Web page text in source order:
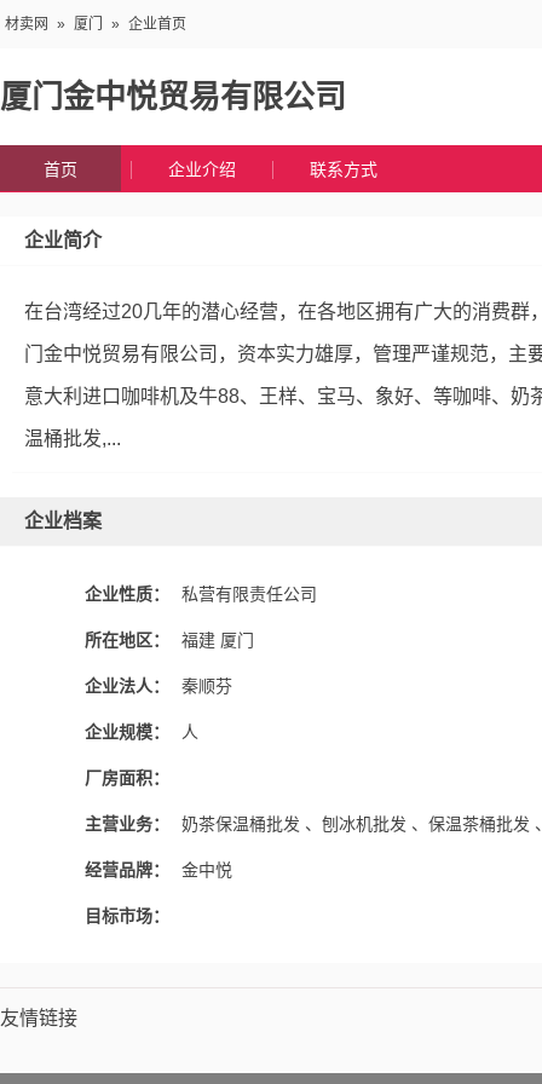
材卖网 » 厦门 » 企业首页
厦门金中悦贸易有限公司
首页 企业介绍 联系方式
企业简介
在台湾经过20几年的潜心经营，在各地区拥有广大的消费
门金中悦贸易有限公司，资本实力雄厚，管理严谨规范，主
意大利进口咖啡机及牛88、王样、宝马、象好、等咖啡、
温桶批发,...
企业档案
企业性质： 私营有限责任公司
所在地区： 福建 厦门
企业法人： 秦顺芬
企业规模： 人
厂房面积：
主营业务： 奶茶保温桶批发 、刨冰机批发 、保温茶桶批发
经营品牌： 金中悦
目标市场：
友情链接